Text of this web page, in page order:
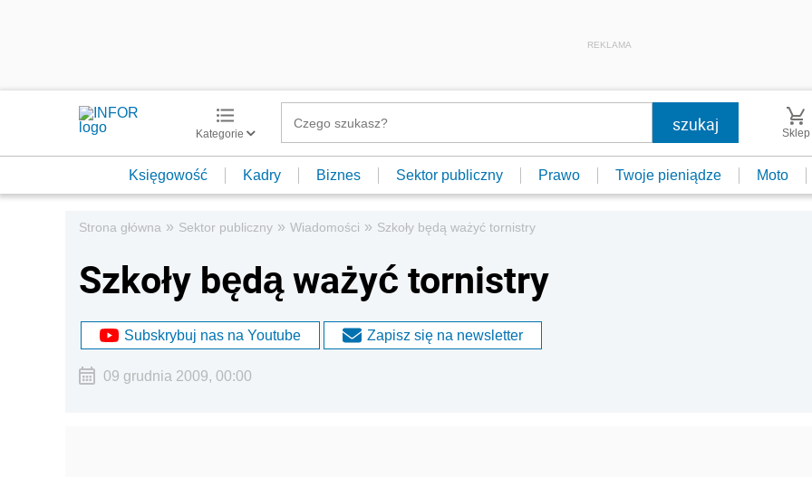
REKLAMA
Kategorie Sklep
Księgowość Kadry Biznes Sektor publiczny Prawo Twoje pieniądze Moto
Strona główna » Sektor publiczny » Wiadomości » Szkoły będą ważyć tornistry
Szkoły będą ważyć tornistry
Subskrybuj nas na Youtube Zapisz się na newsletter
09 grudnia 2009, 00:00